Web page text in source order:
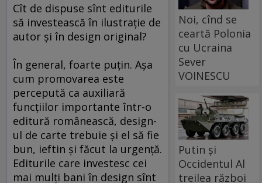
Cît de dispuse sînt editurile
să investească în ilustraţie de
autor şi în design original?
În general, foarte puţin. Aşa
cum promovarea este
percepută ca auxiliară
funcţiilor importante într-o
editură românească, design-
ul de carte trebuie şi el să fie
bun, ieftin şi făcut la urgenţă.
Editurile care investesc cei
mai mulţi bani în design sînt
Noi, cînd se
ceartă Polonia
cu Ucraina
Sever
VOINESCU
Putin și
Occidentul Al
treilea război